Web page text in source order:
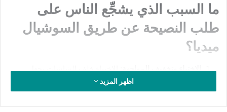
ما السبب الذي يشجِّع الناس على
طلب النصيحة عن طريق السوشيال
ميديا؟
الاختباء وتخفيف المواجهة:الاختباء خلف الشاشات يجعل
الاعتراف بالمشكلات وسرد تفاصيلها أمر أقلّ ألمًا، كما أنَّه لا
يتطلَّب الكثير من الشجاعة أو التورُّط العاطفي أو المواجهة. لذا
قد لا يجد الأفراد مانعًا من مشاركة مُشكلاتهم وتفاصيل حياتهم
اظهر المزيد